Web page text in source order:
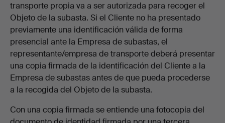
transporte propia va a ser autorizada para recoger el
Objeto de la subasta. Si el Cliente no ha presentado
previamente una identificación válida de forma
presencial ante la Empresa de subastas, el
representante/empresa de transporte deberá presentar
una copia firmada de la identificación del Cliente a la
Empresa de subastas antes de que pueda procederse
a la recogida del Objeto de la subasta.
Con una copia firmada se entiende una fotocopia del